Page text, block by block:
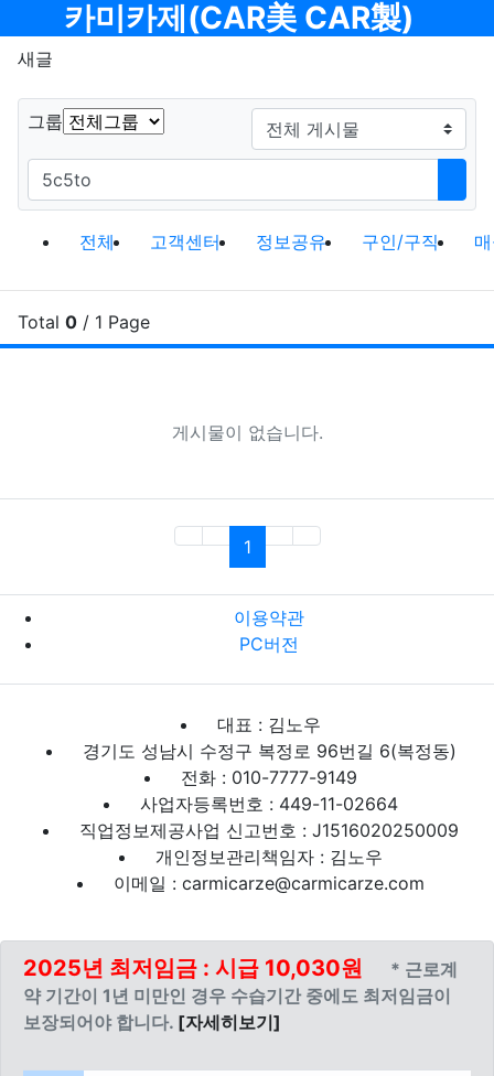
메뉴카미카제(CAR美 CAR製)
새글
게시판그룹
그룹 검색대상
검색어
검
전체게시물 그룹 목록
전체 고객센터 정보공유 구인/구직
Total 0 / 1 Page
게시물이 없습니다.
1(current)
이용약관
PC버전
대표 : 김노우
경기도 성남시 수정구 복정로 96번길 6(복정동)
전화 : 010-7777-9149
사업자등록번호 : 449-11-02664
직업정보제공사업 신고번호 : J1516020250009
개인정보관리책임자 : 김노우
이메일 : carmicarze@carmicarze.com
2025년 최저임금 : 시급 10,030원
* 근로계
약 기간이 1년 미만인 경우 수습기간 중에도 최저임금이
보장되어야 합니다. [자세히보기]